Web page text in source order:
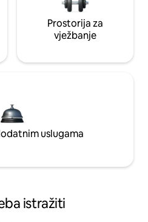
Prostorija za
vježbanje
uslugama
istražiti